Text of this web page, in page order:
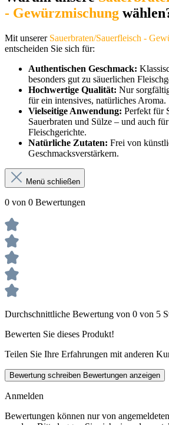
- Gewürzmischung
Mit unserer Sauerbraten/Sauerfleisch -
entscheiden Sie sich für:
Authentischen Geschmack:
besonders gut zu säuerlichen
Hochwertige Qualität: Nur
für ein intensives, natürliches Aroma.
Vielseitige Anwendung: Perfekt für
Sauerbraten und Sülze – und auch
Fleischgerichte.
Natürliche Zutaten: Frei von
Geschmacksverstärkern.
Menü schließen
0 von 0 Bewertungen
Durchschnittliche Bewertung von 0 von 5
Bewerten Sie dieses Produkt!
Teilen Sie Ihre Erfahrungen mit anderen
Bewertung schreiben Bewertungen anzeigen
Anmelden
Bewertungen können nur von